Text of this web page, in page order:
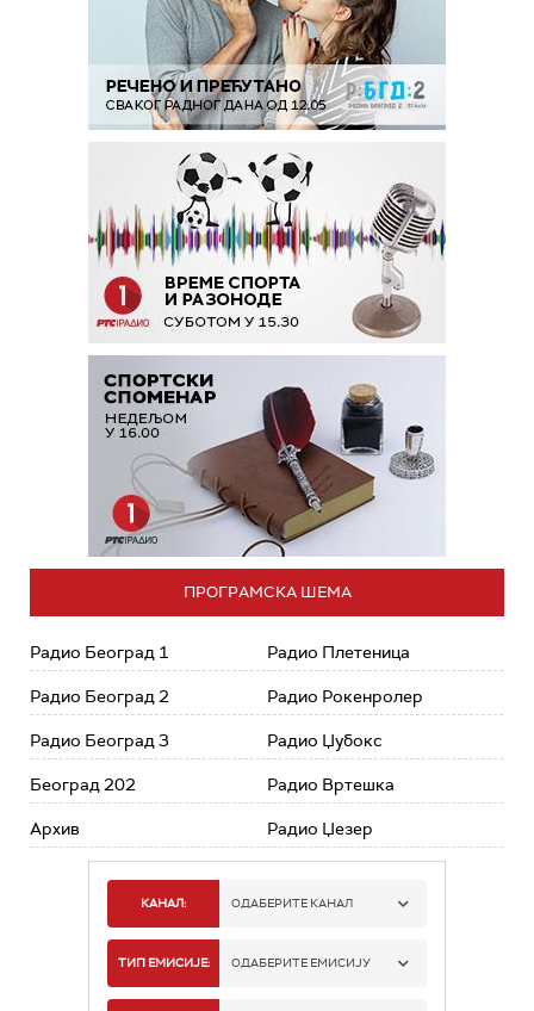
ПРОГРАМСКА ШЕМА
Радио Београд 1
Радио Београд 2
Радио Београд 3
Београд 202
Архив
Радио Плетеница
Радио Рокенролер
Радио Џубокс
Радио Вртешка
Радио Џезер
КАНАЛ: ОДАБЕРИТЕ КАНАЛ
РАДИО БЕОГРАД 1
ТИП ЕМИСИЈЕ: ОДАБЕРИТЕ ЕМИСИЈУ